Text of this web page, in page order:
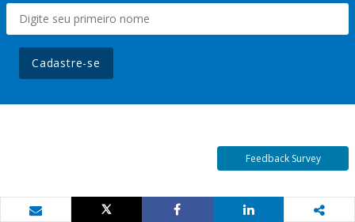
Cadastre-se
Feedback Survey